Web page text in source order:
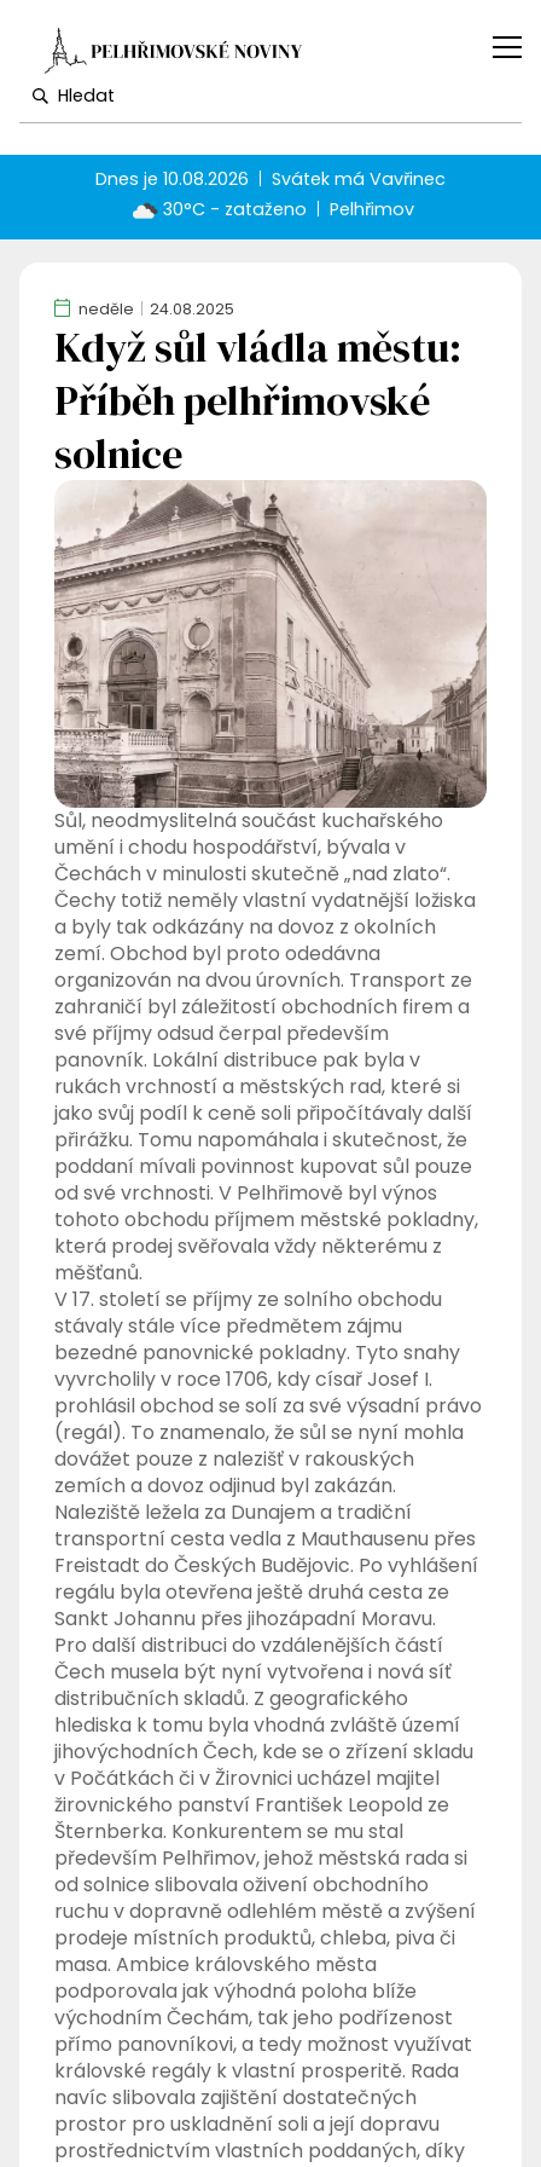
Dnes je10.08.2026 Svátek má Vavřinec
30°C - zataženo
Pelhřimov
neděle 24.08.2025
Když sůl vládla městu:
Příběh pelhřimovské
solnice
Sůl, neodmyslitelná součást kuchařského
umění i chodu hospodářství, bývala v
Čechách v minulosti skutečně „nad zlato“.
Čechy totiž neměly vlastní vydatnější ložiska
a byly tak odkázány na dovoz z okolních
zemí. Obchod byl proto odedávna
organizován na dvou úrovních. Transport ze
zahraničí byl záležitostí obchodních firem a
své příjmy odsud čerpal především
panovník. Lokální distribuce pak byla v
rukách vrchností a městských rad, které si
jako svůj podíl k ceně soli připočítávaly další
přirážku. Tomu napomáhala i skutečnost, že
poddaní mívali povinnost kupovat sůl pouze
od své vrchnosti. V Pelhřimově byl výnos
tohoto obchodu příjmem městské pokladny,
která prodej svěřovala vždy některému z
měšťanů.
V 17. století se příjmy ze solního obchodu
stávaly stále více předmětem zájmu
bezedné panovnické pokladny. Tyto snahy
vyvrcholily v roce 1706, kdy císař Josef I.
prohlásil obchod se solí za své výsadní právo
(regál). To znamenalo, že sůl se nyní mohla
dovážet pouze z nalezišť v rakouských
zemích a dovoz odjinud byl zakázán.
Naleziště ležela za Dunajem a tradiční
transportní cesta vedla z Mauthausenu přes
Freistadt do Českých Budějovic. Po vyhlášení
regálu byla otevřena ještě druhá cesta ze
Sankt Johannu přes jihozápadní Moravu.
Pro další distribuci do vzdálenějších částí
Čech musela být nyní vytvořena i nová síť
distribučních skladů. Z geografického
hlediska k tomu byla vhodná zvláště území
jihovýchodních Čech, kde se o zřízení skladu
v Počátkách či v Žirovnici ucházel majitel
žirovnického panství František Leopold ze
Šternberka. Konkurentem se mu stal
především Pelhřimov, jehož městská rada si
od solnice slibovala oživení obchodního
ruchu v dopravně odlehlém městě a zvýšení
prodeje místních produktů, chleba, piva či
masa. Ambice královského města
podporovala jak výhodná poloha blíže
východním Čechám, tak jeho podřízenost
přímo panovníkovi, a tedy možnost využívat
královské regály k vlastní prosperitě. Rada
navíc slibovala zajištění dostatečných
prostor pro uskladnění soli a její dopravu
prostřednictvím vlastních poddaných, díky